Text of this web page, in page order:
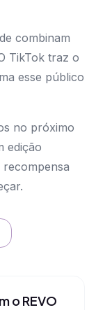
combinam
TikTok traz o
esse público
no próximo
edição
recompensa
o REVO